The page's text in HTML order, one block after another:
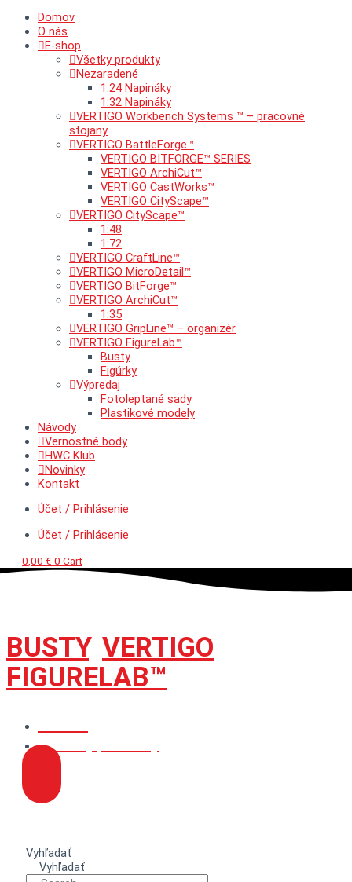
Domov
O nás
E-shop
Všetky produkty
Nezaradené
1:24 Napináky
1:32 Napináky
VERTIGO Workbench Systems ™ – pracovné
stojany
VERTIGO BattleForge™
VERTIGO BITFORGE™ SERIES
VERTIGO ArchiCut™
VERTIGO CastWorks™
VERTIGO CityScape™
VERTIGO CityScape™
1:48
1:72
VERTIGO CraftLine™
VERTIGO MicroDetail™
VERTIGO BitForge™
VERTIGO ArchiCut™
1:35
VERTIGO GripLine™ – organizér
VERTIGO FigureLab™
Busty
Figúrky
Výpredaj
Fotoleptané sady
Plastikové modely
Návody
Vernostné body
HWC Klub
Novinky
Kontakt
Účet / Prihlásenie
Účet / Prihlásenie
0,00 € 0 Cart
BUSTY, VERTIGO
FIGURELAB™
Všetky produkty
Vyhľadať
Vyhľadať